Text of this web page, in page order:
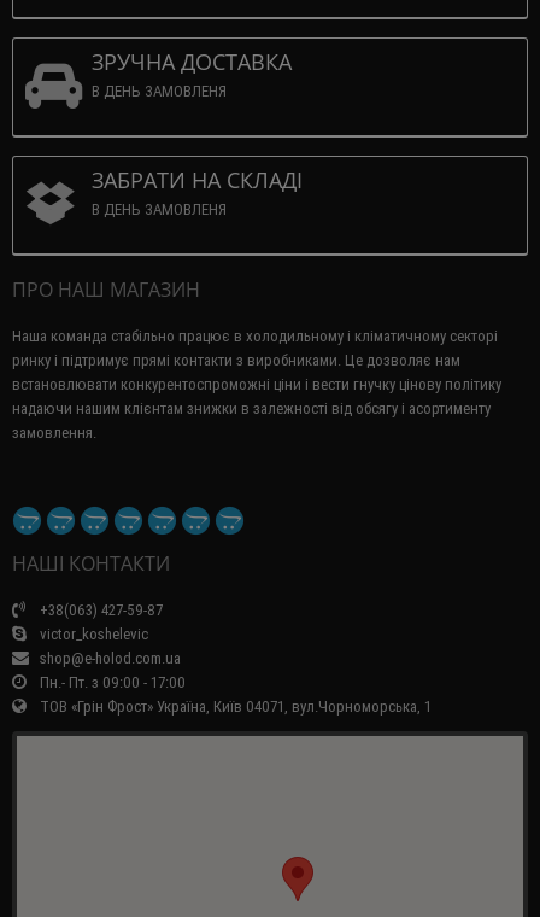
ЗРУЧНА ДОСТАВКА
В ДЕНЬ ЗАМОВЛЕНЯ
ЗАБРАТИ НА СКЛАДІ
В ДЕНЬ ЗАМОВЛЕНЯ
ПРО НАШ МАГАЗИН
Наша команда стабільно працює в холодильному і кліматичному секторі
ринку і підтримує прямі контакти з виробниками. Це дозволяє нам
встановлювати конкурентоспроможні ціни і вести гнучку цінову політику
надаючи нашим клієнтам знижки в залежності від обсягу і асортименту
замовлення.
НАШІ КОНТАКТИ
+38(063) 427-59-87
victor_koshelevic
shop@e-holod.com.ua
Пн.- Пт. з 09:00 - 17:00
ТОВ «Грін Фрост» Україна, Київ 04071, вул.Чорноморська, 1